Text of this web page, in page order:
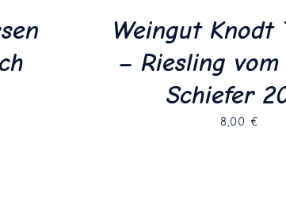
Weingut Knodt
– Riesling
Schiefer
8,00 €